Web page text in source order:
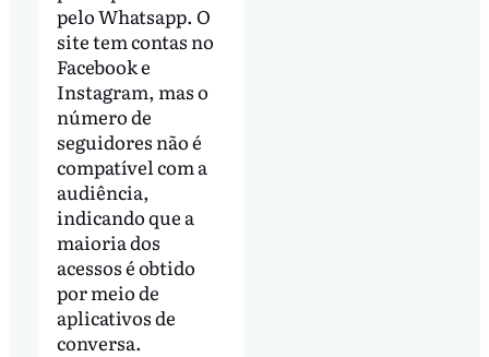
pelo Whatsapp. O
site tem contas no
Facebook e
Instagram, mas o
número de
seguidores não é
compatível com a
audiência,
indicando que a
maioria dos
acessos é obtido
por meio de
aplicativos de
conversa.